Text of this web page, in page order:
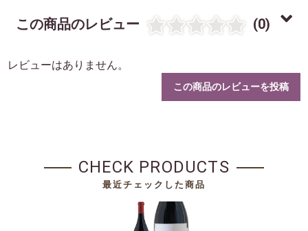
この商品のレビュー (0)
レビューはありません。
この商品のレビューを投稿
CHECK PRODUCTS
最近チェックした商品